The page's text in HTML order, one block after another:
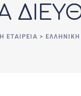
ΕΤΑΙΡΕΊΑ >